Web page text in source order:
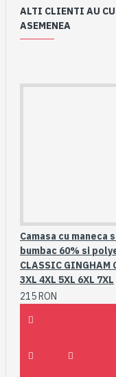
ALTI CLIENTI AU
ASEMENEA
Camasa cu maneca
bumbac 60% si
CLASSIC GINGHAM
3XL 4XL 5XL 6XL 7XL
215 RON